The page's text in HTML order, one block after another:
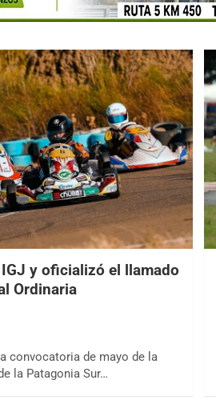
y oficializó el llamado
Ordinaria
convocatoria de mayo de la
la Patagonia Sur…